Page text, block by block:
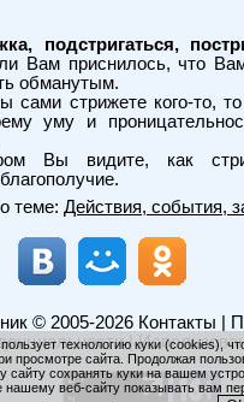
подстригаться,
Вам приснилось, что
обманутым.
сами стрижете кого-то,
уму и
Вы видите, как
теме: Действия, события,
© 2005-2026 Контакты
|
технологию куки (cookies),
просмотре сайта. Продолжая
сайту сохранять куки на вашем
нашему веб-сайту показывать вам